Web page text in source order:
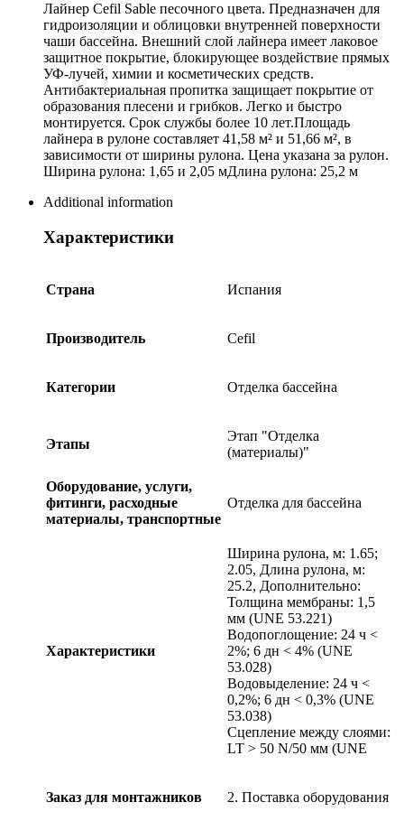
Лайнер Cefil Sable песочного цвета. Предназначен для
гидроизоляции и облицовки внутренней поверхности
чаши бассейна. Внешний слой лайнера имеет лаковое
защитное покрытие, блокирующее воздействие прямых
УФ-лучей, химии и косметических средств.
Антибактериальная пропитка защищает покрытие от
образования плесени и грибков. Легко и быстро
монтируется. Срок службы более 10 лет.Площадь
лайнера в рулоне составляет 41,58 м² и 51,66 м², в
зависимости от ширины рулона. Цена указана за рулон.
Ширина рулона: 1,65 и 2,05 мДлина рулона: 25,2 м
Additional information
Характеристики
Страна Испания
Производитель Cefil
Категории Отделка бассейна
Этапы
Этап "Отделка
(материалы)"
Оборудование, услуги,
фитинги, расходные
материалы, транспортные
Отделка для бассейна
Характеристики
Ширина рулона, м: 1.65;
2.05, Длина рулона, м:
25.2, Дополнительно:
Толщина мембраны: 1,5
мм (UNE 53.221)
Водопоглощение: 24 ч <
2%; 6 дн < 4% (UNE
53.028)
Водовыделение: 24 ч <
0,2%; 6 дн < 0,3% (UNE
53.038)
Сцепление между слоями:
LT > 50 N/50 мм (UNE
Заказ для монтажников 2. Поставка оборудования